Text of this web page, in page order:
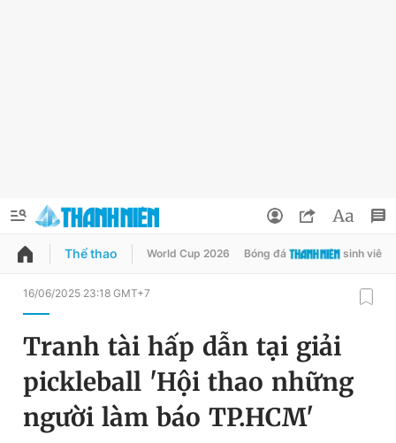
QUẢNG CÁO ĐẶT BÁO
Chuyên mục
Chuyên mục khác
Đổi mật khẩu
Tin đã lưu
Tin đã xem
Thể thao World Cup 2026 Bóng đá sinh viên
16/06/2025 23:18 GMT+7
Tranh tài hấp dẫn tại giải
pickleball 'Hội thao những
người làm báo TP.HCM'